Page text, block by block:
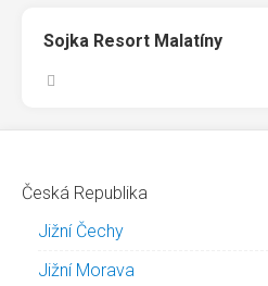
Sojka Resort Malatíny
Česká Republika
Jižní Čechy
Jižní Morava